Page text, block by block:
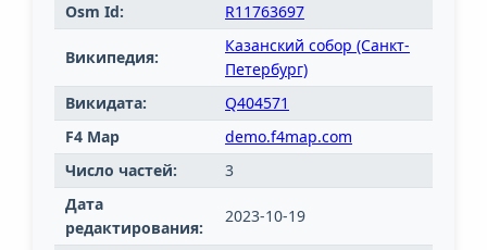
Osm Id:
R11763697
Википедия:
Казанский собор (Санкт-
Петербург)
Викидата:
Q404571
F4 Map
demo.f4map.com
Число частей:
3
Дата
редактирования:
2023-10-19